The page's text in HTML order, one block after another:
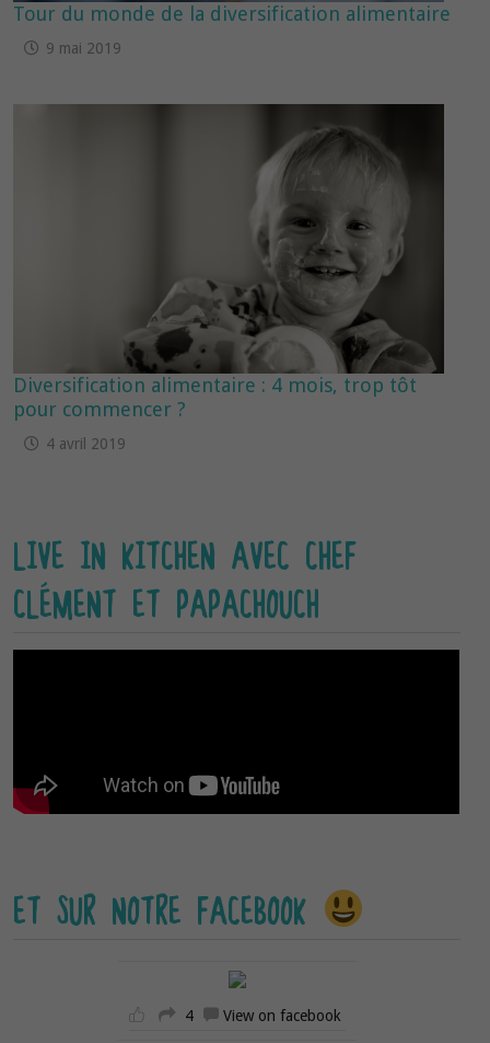
Tour du monde de la diversification alimentaire
9 mai 2019
Diversification alimentaire : 4 mois, trop tôt
pour commencer ?
4 avril 2019
LIVE IN KITCHEN AVEC CHEF
CLÉMENT ET PAPACHOUCH
ET SUR NOTRE FACEBOOK
4 View on facebook